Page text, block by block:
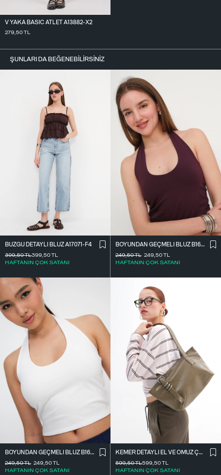
V YAKA BASIC ATLET A13882-X2
279,50TL
ŞUNLARI DA BEĞENEBILIRSINIZ
BÜZGÜ DETAYLI BLUZ A17071-F4
399,50TL
HAFTANIN ÇOK SATANI
399,50TL
BOYUNDAN GEÇMELI BLUZ B1623-H11
249,50TL
HAFTANIN ÇOK SATANI
249,50TL
BOYUNDAN GEÇMELI BLUZ B1623-H11
249,50TL
HAFTANIN ÇOK SATANI
249,50TL
KEMER DETAYLI EL VE OMUZ ÇANTASI Ç11
599,50TL
HAFTANIN ÇOK SATANI
599,50TL